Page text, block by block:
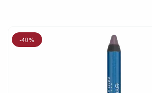
-40%